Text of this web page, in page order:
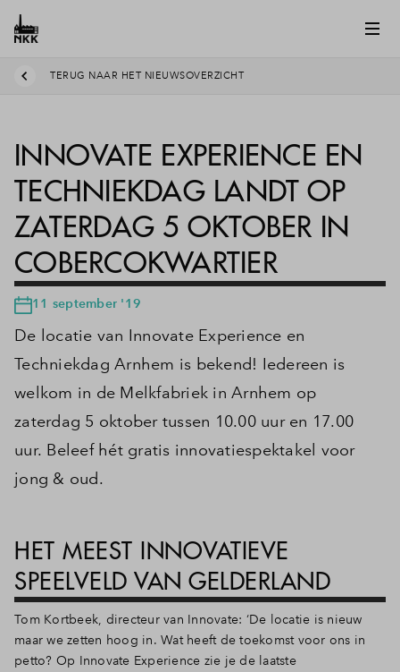
TERUG NAAR HET NIEUWSOVERZICHT
INNOVATE EXPERIENCE EN
TECHNIEKDAG LANDT OP
ZATERDAG 5 OKTOBER IN
COBERCOKWARTIER
11 september '19
De locatie van Innovate Experience en
Techniekdag Arnhem is bekend! Iedereen is
welkom in de Melkfabriek in Arnhem op
zaterdag 5 oktober tussen 10.00 uur en 17.00
uur. Beleef hét gratis innovatiespektakel voor
jong & oud.
HET MEEST INNOVATIEVE
SPEELVELD VAN GELDERLAND
Tom Kortbeek, directeur van Innovate: ‘De locatie is nieuw
maar we zetten hoog in. Wat heeft de toekomst voor ons in
petto? Op Innovate Experience zie je de laatste